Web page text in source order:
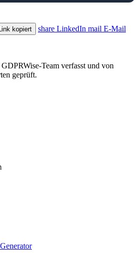
kopiert share LinkedIn mail E-Mail
Team verfasst und von
geprüft.